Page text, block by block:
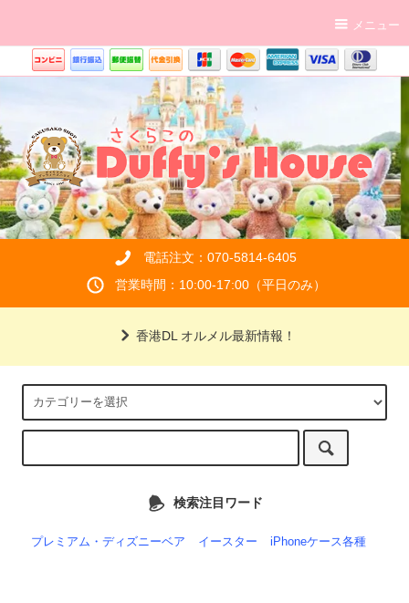
メニュー
電話注文：070-5814-6405
営業時間：10:00-17:00（平日のみ）
香港DL オルメル最新情報！
検索注目ワード
プレミアム・ディズニーベア イースター iPhoneケース各種